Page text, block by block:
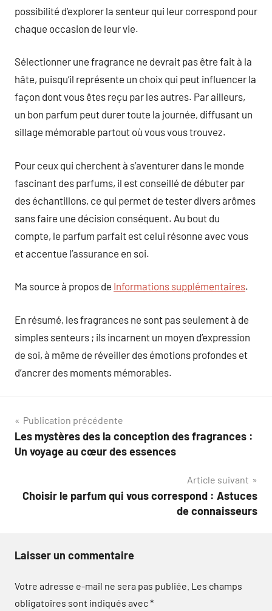
possibilité d’explorer la senteur qui leur correspond pour
chaque occasion de leur vie.
Sélectionner une fragrance ne devrait pas être fait à la
hâte, puisqu’il représente un choix qui peut influencer la
façon dont vous êtes reçu par les autres. Par ailleurs,
un bon parfum peut durer toute la journée, diffusant un
sillage mémorable partout où vous vous trouvez.
Pour ceux qui cherchent à s’aventurer dans le monde
fascinant des parfums, il est conseillé de débuter par
des échantillons, ce qui permet de tester divers arômes
sans faire une décision conséquent. Au bout du
compte, le parfum parfait est celui résonne avec vous
et accentue l’assurance en soi.
Ma source à propos de Informations supplémentaires.
En résumé, les fragrances ne sont pas seulement à de
simples senteurs ; ils incarnent un moyen d’expression
de soi, à même de réveiller des émotions profondes et
d’ancrer des moments mémorables.
Navigation
de
Publication précédente
Les mystères des la conception des fragrances :
Un voyage au cœur des essences
Article suivant
Choisir le parfum qui vous correspond : Astuces
de connaisseurs
Laisser un commentaire
Votre adresse e-mail ne sera pas publiée. Les champs
obligatoires sont indiqués avec*